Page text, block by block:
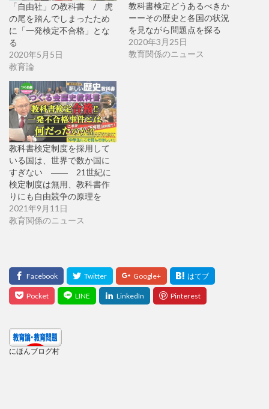
「自由社」の教科書 / 虎
の尾を踏んでしまったため
に「一発検定不合格」とな
る
2020年5月5日
教育論
教科書検定どうあるべきか
ーーその歴史と各国の状況
を見ながら問題点を探る
2020年3月25日
教育関係のニュース
教科書検定制度を採用して
いる国は、世界で数か国に
すぎない ―― 21世紀に
検定制度は無用、教科書作
りにも自由競争の原理を
2021年9月11日
教育関係のニュース
にほんブログ村